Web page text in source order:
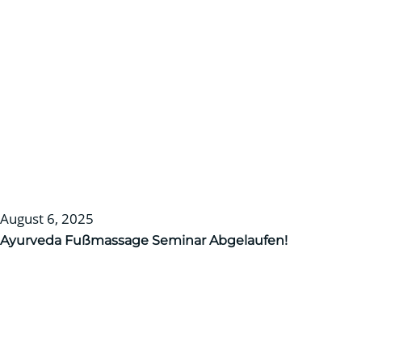
August 6, 2025
Ayurveda Fußmassage Seminar Abgelaufen!